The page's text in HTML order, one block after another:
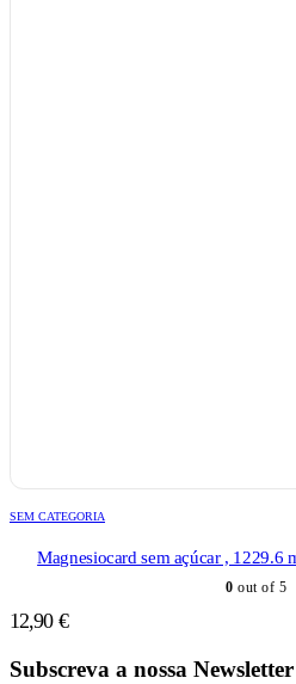
SEM CATEGORIA
Magnesiocard sem açúcar , 1229.6
0 out of 5
12,90 €
Subscreva a nossa Newsletter